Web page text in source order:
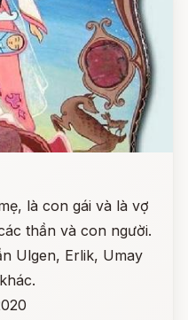
là con gái và là vợ
thần và con người.
Ulgen, Erlik, Umay